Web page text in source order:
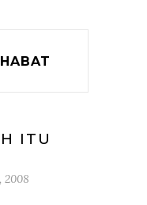
ITU
2008